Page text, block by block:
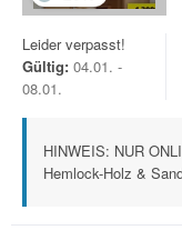
Leider verpasst!
Gültig: 04.01. -
08.01.
HINWEIS: NUR
Hemlock-Holz &